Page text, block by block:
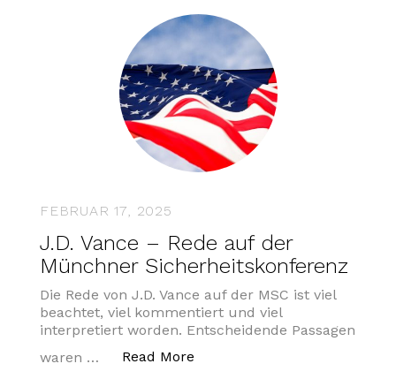
FEBRUAR 17, 2025
J.D. Vance – Rede auf der
Münchner Sicherheitskonferenz
Die Rede von J.D. Vance auf der MSC ist viel
beachtet, viel kommentiert und viel
interpretiert worden. Entscheidende Passagen
waren …
Read More